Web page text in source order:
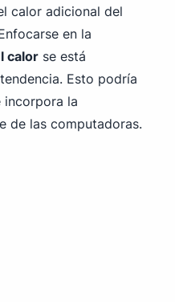
calor adicional del
en la
calor se está
Esto podría
incorpora la
de las computadoras.